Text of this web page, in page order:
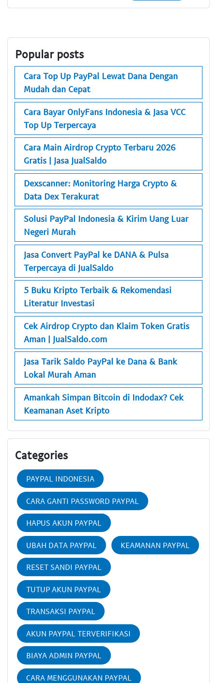
Popular posts
Cara Top Up PayPal Lewat Dana Dengan
Mudah dan Cepat
Cara Bayar OnlyFans Indonesia & Jasa VCC
Top Up Terpercaya
Cara Main Airdrop Crypto Terbaru 2026
Gratis | Jasa JualSaldo
Dexscanner: Monitoring Harga Crypto &
Data Dex Terakurat
Solusi PayPal Indonesia & Kirim Uang Luar
Negeri Murah
Jasa Convert PayPal ke DANA & Pulsa
Terpercaya di JualSaldo
5 Buku Kripto Terbaik & Rekomendasi
Literatur Investasi
Cek Airdrop Crypto dan Klaim Token Gratis
Aman | JualSaldo.com
Jasa Tarik Saldo PayPal ke Dana & Bank
Lokal Murah Aman
Amankah Simpan Bitcoin di Indodax? Cek
Keamanan Aset Kripto
Categories
PAYPAL INDONESIA
CARA GANTI PASSWORD PAYPAL
HAPUS AKUN PAYPAL
UBAH DATA PAYPAL KEAMANAN PAYPAL
RESET SANDI PAYPAL
TUTUP AKUN PAYPAL
TRANSAKSI PAYPAL
AKUN PAYPAL TERVERIFIKASI
BIAYA ADMIN PAYPAL
CARA MENGGUNAKAN PAYPAL